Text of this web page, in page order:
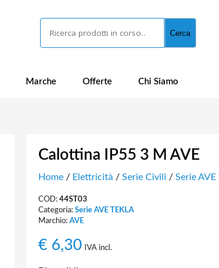
Cerca
Marche Offerte Chi Siamo
Calottina IP55 3 M AVE
Home/ Elettricità / Serie Civili / Serie AVE
COD: 44ST03
Categoria: Serie AVE TEKLA
Marchio: AVE
€6,30 IVA incl.